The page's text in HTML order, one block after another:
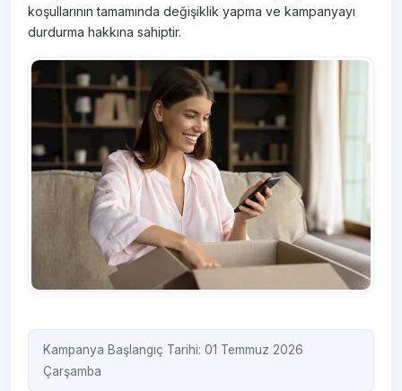
koşullarının tamamında değişiklik yapma ve kampanyayı
durdurma hakkına sahiptir.
Kampanya Başlangıç Tarihi: 01 Temmuz 2026
Çarşamba